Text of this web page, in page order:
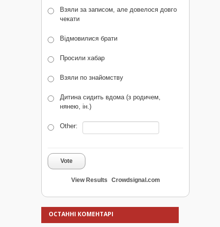
Взяли за записом, але довелося довго
чекати
Відмовилися брати
Просили хабар
Взяли по знайомству
Дитина сидить вдома (з родичем,
нянею, ін.)
Other:
Vote
View Results Crowdsignal.com
ОСТАННІ КОМЕНТАРІ